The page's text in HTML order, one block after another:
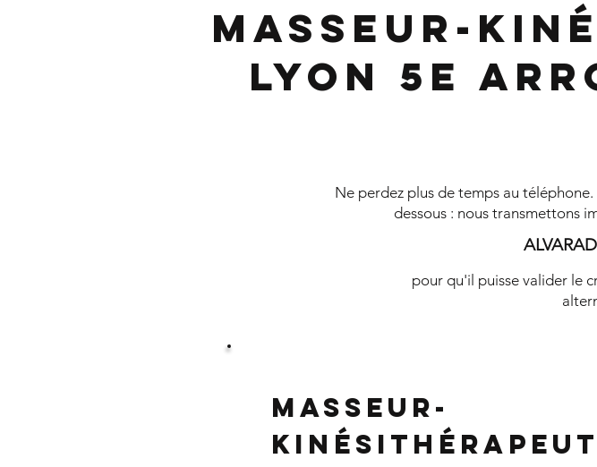
Masseur-
Lyon 5e
Ne perdez plus de temps au
dessous : nous transmettons
pour qu'il puisse valider le
Masseur-